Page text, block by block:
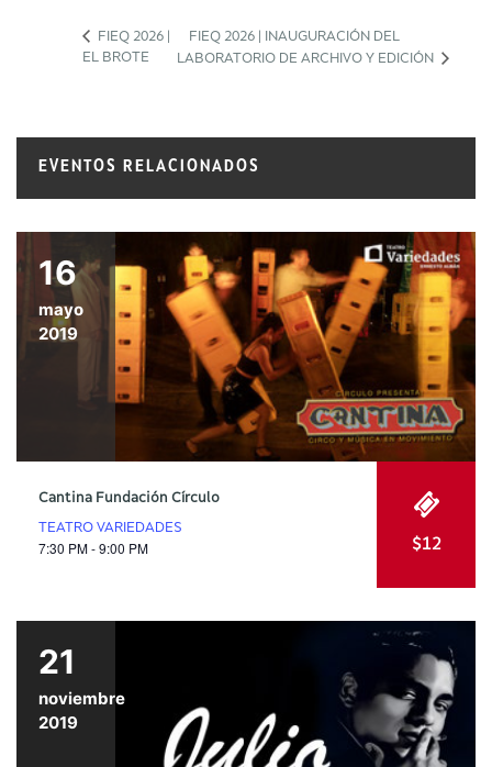
FIEQ 2026 |
EL BROTE
FIEQ 2026 | INAUGURACIÓN DEL
LABORATORIO DE ARCHIVO Y EDICIÓN
EVENTOS RELACIONADOS
16
mayo
2019
Cantina Fundación Círculo
TEATRO VARIEDADES
7:30 PM - 9:00 PM $12
21
noviembre
2019